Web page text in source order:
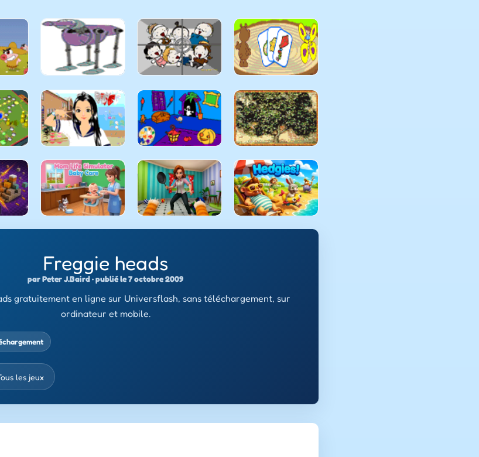
Freggie heads
par Peter J.Baird · publié le 7 octobre 2009
gratuitement en ligne sur Universflash, sans téléchargement, sur
ordinateur et mobile.
les jeux